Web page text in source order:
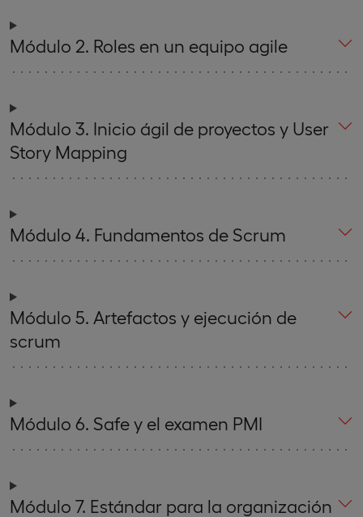
Módulo 2. Roles en un equipo agile
Módulo 3. Inicio ágil de proyectos y User
Story Mapping
Módulo 4. Fundamentos de Scrum
Módulo 5. Artefactos y ejecución de
scrum
Módulo 6. Safe y el examen PMI
Módulo 7. Estándar para la organización